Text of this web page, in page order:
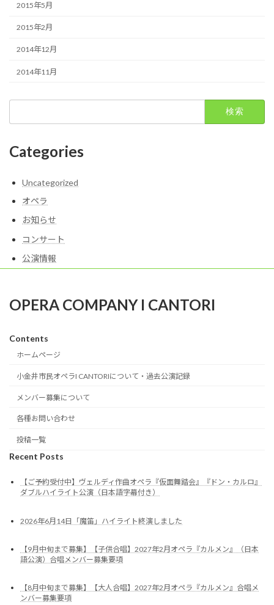
2015年5月
2015年2月
2014年12月
2014年11月
Categories
Uncategorized
オペラ
お知らせ
コンサート
公演情報
OPERA COMPANY I CANTORI
Contents
ホームページ
小金井市民オペラI CANTORIについて・過去公演記録
メンバー募集について
各種お問い合わせ
投稿一覧
Recent Posts
【ご予約受付中】ヴェルディ作曲オペラ『仮面舞踏会』『ドン・カルロ』
ダブルハイライト公演（日本語字幕付き）
2026年6月14日「魔笛」ハイライト終演しました
【9月中旬まで募集】【子供合唱】2027年2月オペラ『カルメン』（日本
語公演）合唱メンバー募集要項
【8月中旬まで募集】【大人合唱】2027年2月オペラ『カルメン』合唱メ
ンバー募集要項